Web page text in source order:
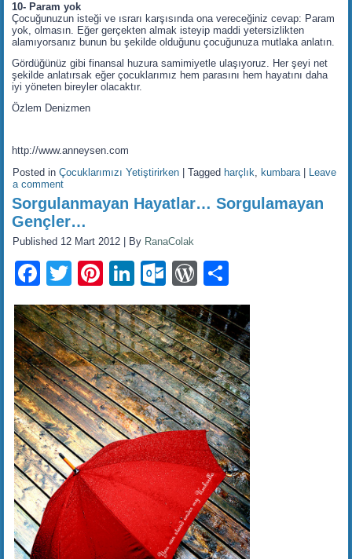
10- Param yok
Çocuğunuzun isteği ve ısrarı karşısında ona vereceğiniz cevap: Param
yok, olmasın. Eğer gerçekten almak isteyip maddi yetersizlikten
alamıyorsanız bunun bu şekilde olduğunu çocuğunuza mutlaka anlatın.
Gördüğünüz gibi finansal huzura samimiyetle ulaşıyoruz. Her şeyi net
şekilde anlatırsak eğer çocuklarımız hem parasını hem hayatını daha
iyi yöneten bireyler olacaktır.
Özlem Denizmen
http://www.anneysen.com
Posted in Çocuklarımızı Yetiştirirken |Tagged harçlık, kumbara|
Leave
a comment
Sorgulanmayan Hayatlar… Sorgulamayan
Gençler…
Published 12 Mart 2012 By RanaColak
Facebook
TwitterPinterest
LinkedIn
Outlook.com
WordPress